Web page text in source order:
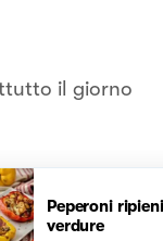
il giorno
Peperoni
verdure